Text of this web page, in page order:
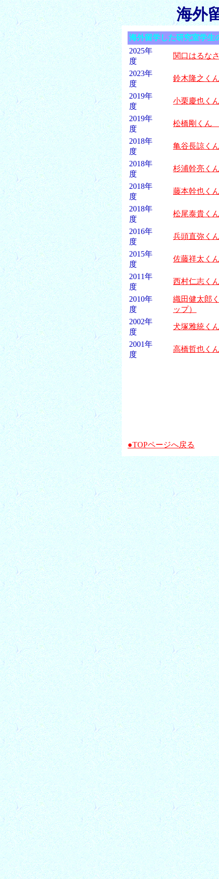
海外
海外留学した研究室学生
2025年
度
関口はるな
2023年
度
鈴木隆之く
2019年
度
小栗慶也く
2019年
度
松橋剛くん
2018年
度
亀谷長諒く
2018年
度
杉浦幹亮く
2018年
度
藤本幹也く
2018年
度
松尾泰貴く
2016年
度
兵頭直弥く
2015年
度
佐藤祥太く
2011年
度
西村仁志く
2010年
度
織田健太郎
ップ）
2002年
度
犬塚雅統く
2001年
度
高橋哲也く
●TOPページへ戻る